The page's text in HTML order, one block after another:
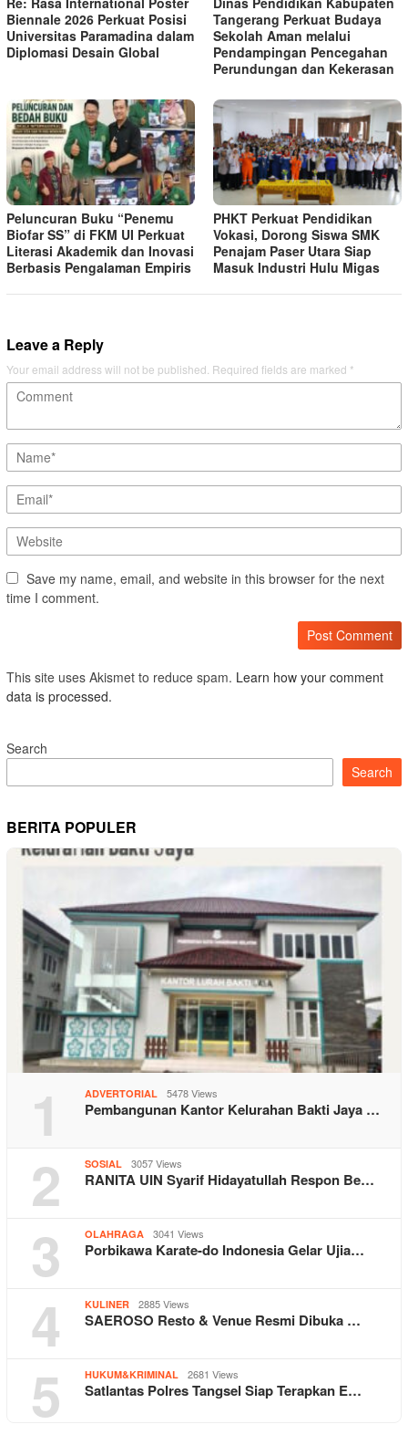
Biennale 2026 Perkuat Posisi
Universitas Paramadina dalam
Diplomasi Desain Global
Tangerang Perkuat Budaya
Sekolah Aman melalui
Pendampingan Pencegahan
Perundungan dan Kekerasan
Peluncuran Buku “Penemu
Biofar SS” di FKM UI Perkuat
Literasi Akademik dan Inovasi
Berbasis Pengalaman Empiris
PHKT Perkuat Pendidikan
Vokasi, Dorong Siswa SMK
Penajam Paser Utara Siap
Masuk Industri Hulu Migas
Leave a Reply
Your email address will not be published. Required fields are marked *
Save my name, email, and website in this browser for the next
time I comment.
This site uses Akismet to reduce spam. Learn how your comment
data is processed.
Search
Search
BERITA POPULER
1 ADVERTORIAL 5478 Views
Pembangunan Kantor Kelurahan Bakti Jaya …
2 SOSIAL 3057 Views
RANITA UIN Syarif Hidayatullah Respon Be…
3 OLAHRAGA 3041 Views
Porbikawa Karate-do Indonesia Gelar Ujia…
4 KULINER 2885 Views
SAEROSO Resto & Venue Resmi Dibuka …
5 HUKUM&KRIMINAL 2681 Views
Satlantas Polres Tangsel Siap Terapkan E…